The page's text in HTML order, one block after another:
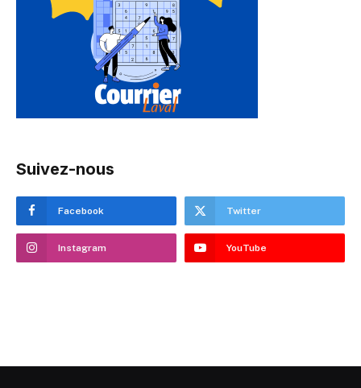
Suivez-nous
Facebook Twitter
Instagram YouTube